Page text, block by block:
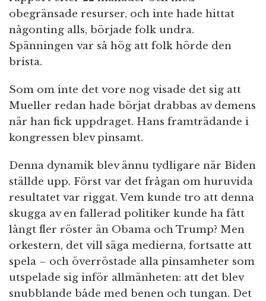
obegränsade resurser, och inte hade hittat
någonting alls, började folk undra.
Spänningen var så hög att folk hörde den
brista.
Som om inte det vore nog visade det sig att
Mueller redan hade börjat drabbas av demens
när han fick uppdraget. Hans framträdande i
kongressen blev pinsamt.
Denna dynamik blev ännu tydligare när Biden
ställde upp. Först var det frågan om huruvida
resultatet var riggat. Vem kunde tro att denna
skugga av en fallerad politiker kunde ha fått
långt fler röster än Obama och Trump? Men
orkestern, det vill säga medierna, fortsatte att
spela – och överröstade alla pinsamheter som
utspelade sig inför allmänheten: att det blev
snubblande både med benen och tungan. Det